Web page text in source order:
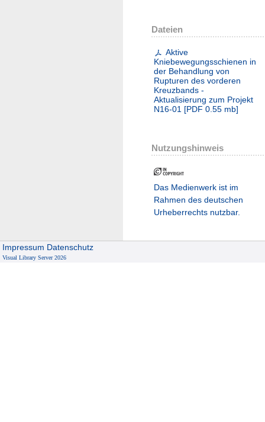
Dateien
Aktive
Kniebewegungsschienen in
der Behandlung von
Rupturen des vorderen
Kreuzbands -
Aktualisierung zum Projekt
N16-01 [PDF 0.55 mb]
Nutzungshinweis
Das Medienwerk ist im
Rahmen des deutschen
Urheberrechts nutzbar.
Impressum Datenschutz
Visual Library Server 2026